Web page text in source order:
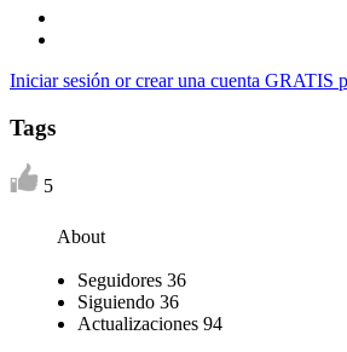
Iniciar sesión or crear una cuenta GRATIS
Tags
5
About
Seguidores 36
Siguiendo 36
Actualizaciones 94